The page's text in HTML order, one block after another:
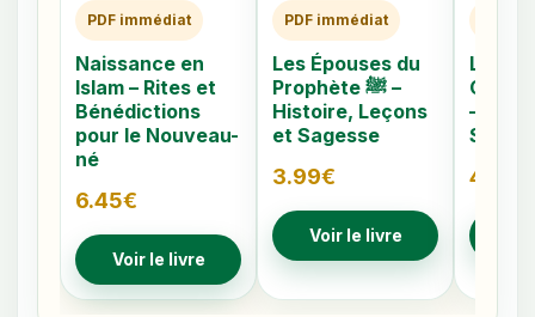
PDF immédiat
Naissance en
Islam – Rites et
Bénédictions
pour le Nouveau-
né
6.45€
Voir le livre
PDF immédiat
Les Épouses du
Prophète ﷺ –
Histoire, Leçons
et Sagesse
3.99€
Voir le livre
Les
–
4.79